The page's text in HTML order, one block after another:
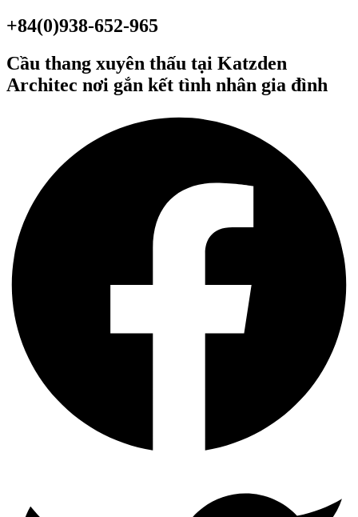
+84(0)938-652-965
Cầu thang xuyên thấu tại Katzden
Architec nơi gắn kết tình nhân gia đình